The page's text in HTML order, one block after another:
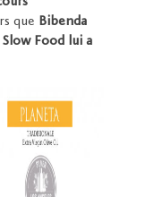
que Bibenda
Slow Food lui a